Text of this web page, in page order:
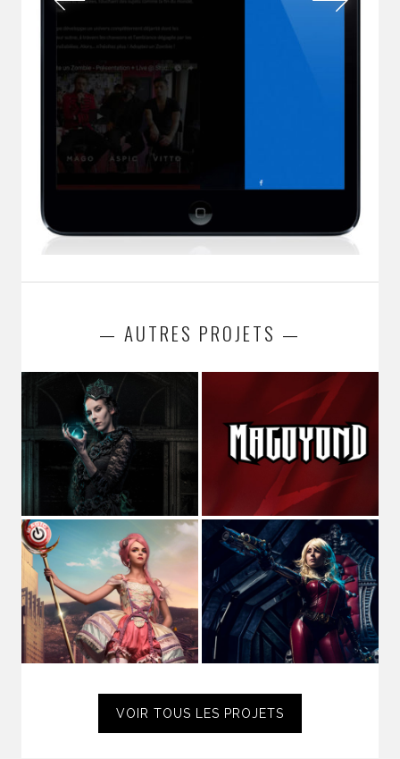
— AUTRES PROJETS —
VOIR TOUS LES PROJETS
Directeur Artistiqueet graphiste pluridisciplinaire
(spécialisé dans les cultures de l'imaginaire depuis plus de
10 ans)
Voix offet
de fictions sonores et séries
audio, Musicien dans les groupes MAGOYOND
Naheulband
MENTIONS LÉGALES | JULIENESCALAS.FR |
JULIENESCALAS.COM